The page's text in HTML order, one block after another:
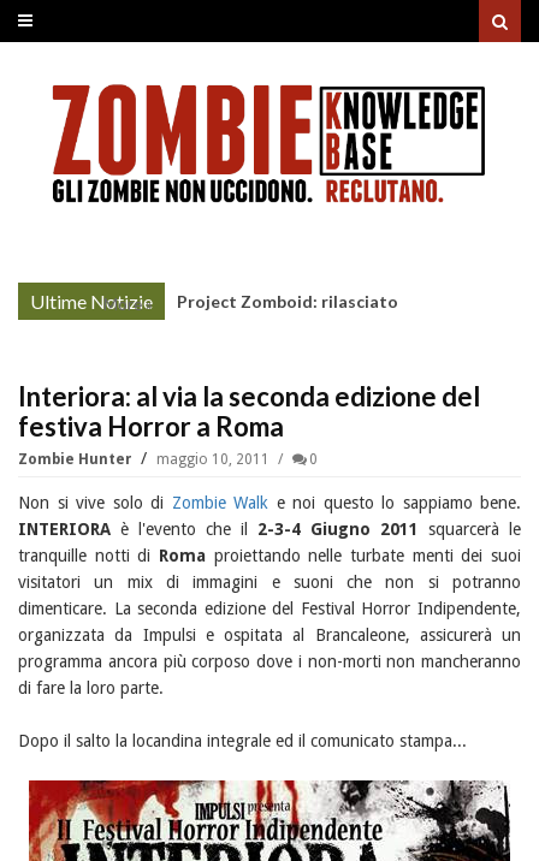
Ultime Notizie
More »
Project Zomboid: rilasciato
Interiora: al via la seconda edizione del
festiva Horror a Roma
Zombie Hunter maggio 10, 2011 0
Non si vive solo di Zombie Walk e noi questo lo sappiamo bene.
INTERIORA è l'evento che il 2-3-4 Giugno 2011
squarcerà le
tranquille notti di Roma proiettando nelle turbate menti dei suoi
visitatori un mix di immagini e suoni che non si potranno
dimenticare. La seconda edizione del Festival Horror Indipendente,
organizzata da Impulsi e ospitata al Brancaleone, assicurerà un
programma ancora più corposo dove i non-morti non mancheranno
di fare la loro parte.
Dopo il salto la locandina integrale ed il comunicato stampa...